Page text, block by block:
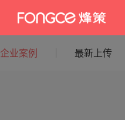
企业案例 最新上传